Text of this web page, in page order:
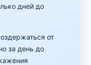
дней до
от
за день до